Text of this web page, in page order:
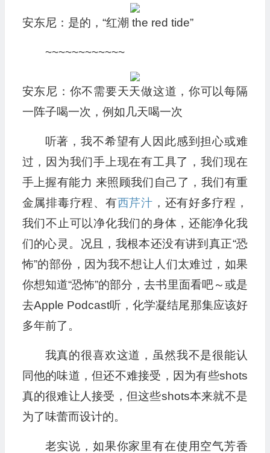
安东尼：是的，“红潮 the red tide”
~~~~~~~~~~~~
安东尼：你不需要天天做这道，你可以每隔
一阵子喝一次，例如几天喝一次
听著，我不希望有人因此感到担心或难
过，因为我们手上现在有工具了，我们现在
手上握有能力 来照顾我们自己了，我们有重
金属排毒疗程、有西芹汁 ，还有好多疗程，
我们不止可以净化我们的身体，还能净化我
们的心灵。况且，我根本还没有讲到真正“恐
怖”的部份，因为我不想让人们太难过，如果
你想知道“恐怖”的部分，去书里面看吧～或是
去Apple Podcast听，化学凝结尾那集应该好
多年前了。
我真的很喜欢这道，虽然我不是很能认
同他的味道，但还不难接受，因为有些shots
真的很难让人接受，但这些shots本来就不是
为了味蕾而设计的。
老实说，如果你家里有在使用空气芳香